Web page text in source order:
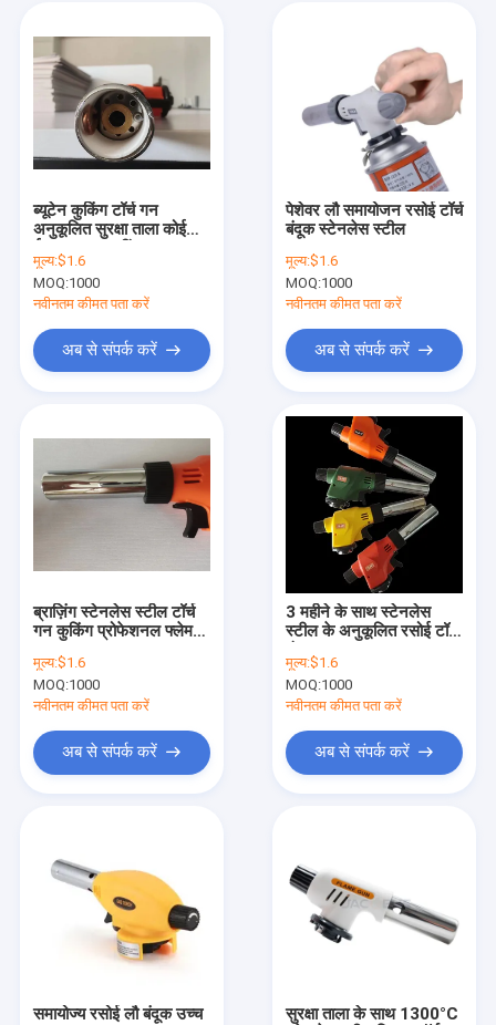
हमारे बारे में
संपर्क करें
समाचार
एक उद्धरण की विनती करे
रसोई मशाल गन
वेल्डिंग मशाल गन
ब्यूटेन कुकिंग टॉर्च गन
अनुकूलित सुरक्षा ताला कोई
मूल्य:$1.6
MOQ:1000
नवीनतम कीमत पता करें
अब से संपर्क करें
पेशेवर लौ समायोजन रसोई टॉर्च
बंदूक स्टेनलेस स्टील
मूल्य:$1.6
MOQ:1000
नवीनतम कीमत पता करें
अब से संपर्क करें
ब्राज़िंग स्टेनलेस स्टील टॉर्च
गन कुकिंग प्रोफेशनल फ्लेम
मूल्य:$1.6
MOQ:1000
नवीनतम कीमत पता करें
अब से संपर्क करें
3 महीने के साथ स्टेनलेस
स्टील के अनुकूलित रसोई टॉर्च
मूल्य:$1.6
MOQ:1000
नवीनतम कीमत पता करें
अब से संपर्क करें
समायोज्य रसोई लौ बंदूक उच्च
सुरक्षा ताला के साथ 1300°C